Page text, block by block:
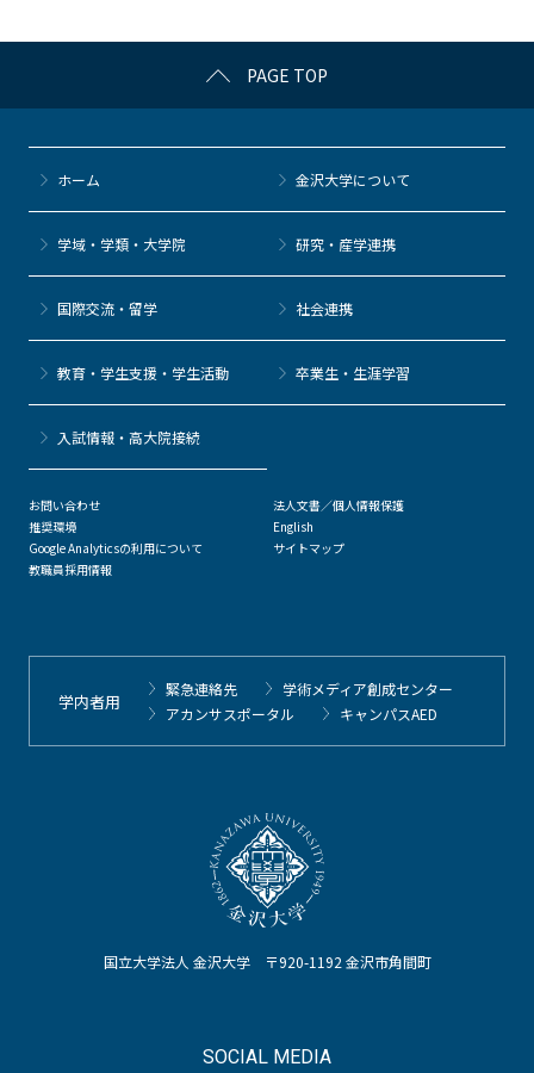
k
PAGE TOP
国立大学法人 金沢大学 〒920-1192 金沢市角間町
SOCIAL MEDIA
ホーム 金沢大学について
学域・学類・大学院 研究・産学連携
国際交流・留学 社会連携
教育・学生支援・学生活動 卒業生・生涯学習
⼊試情報・高大院接続
お問い合わせ
推奨環境
Google Analyticsの利用について
教職員採用情報
法人文書／個人情報保護
English
サイトマップ
学内者用
緊急連絡先
学術メディア創成センター
アカンサスポータル
キャンパスAED